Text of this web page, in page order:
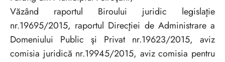
Văzând raportul Biroului juridic legislaţie
nr.19695/2015, raportul Direcţiei de Administrare a
Domeniului Public şi Privat nr.19623/2015, aviz
comisia juridică nr.19945/2015, aviz comisia pentru